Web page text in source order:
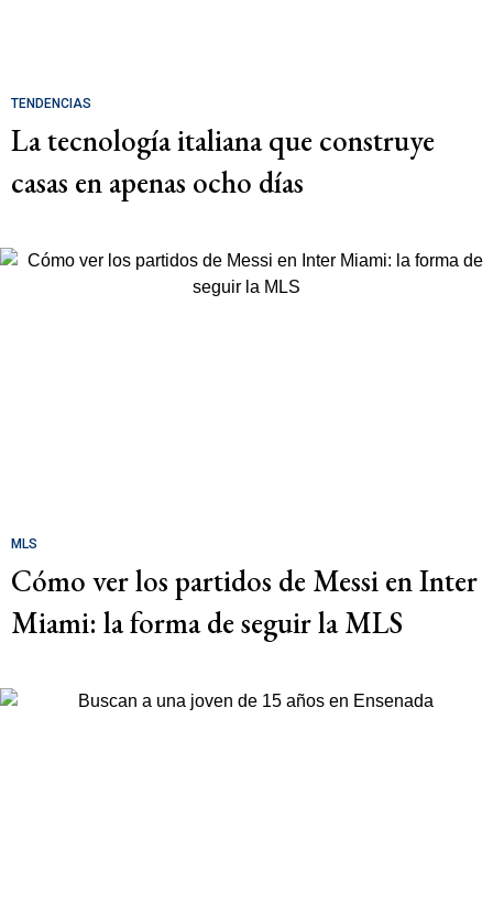
TENDENCIAS
La tecnología italiana que construye
casas en apenas ocho días
MLS
Cómo ver los partidos de Messi en Inter
Miami: la forma de seguir la MLS